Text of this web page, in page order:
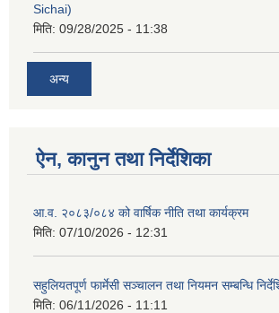
Sichai)
मिति: 09/28/2025 - 11:38
अन्य
ऐन, कानुन तथा निर्देशिका
आ.व. २०८३/०८४ को वार्षिक नीति तथा कार्यक्रम
मिति: 07/10/2026 - 12:31
सहुलियतपूर्ण फार्मेसी सञ्चालन तथा नियमन सम्बन्धि
मिति: 06/11/2026 - 11:11